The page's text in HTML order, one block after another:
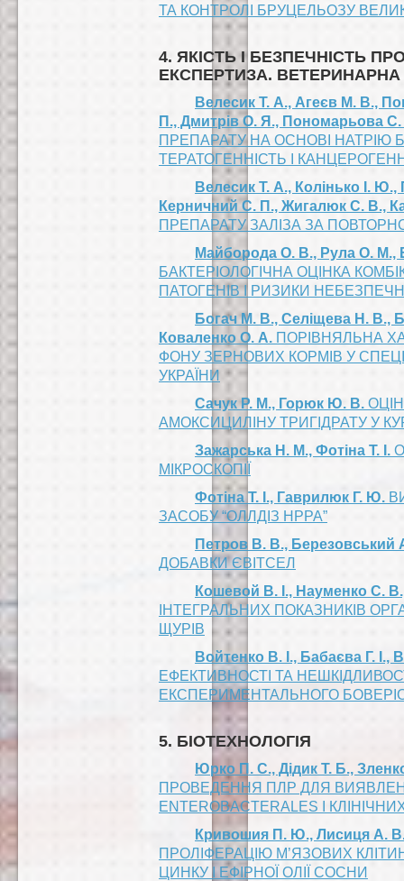
ТА КОНТРОЛІ БРУЦЕЛЬОЗУ
4. ЯКІСТЬ І БЕЗПЕЧНІСТЬ
ЕКСПЕРТИЗА.
Велесик Т. А., Агеєв М. В.,
П., Дмитрів О. Я., Пономарьова
ПРЕПАРАТУ НА ОСНОВІ НАТРІЮ
ТЕРАТОГЕННІСТЬ І
Велесик Т. А., Колінько І.
Керничний С. П., Жигалюк С. В.,
ПРЕПАРАТУ ЗАЛІЗА ЗА
Майборода О. В., Рула О. М.,
БАКТЕРІОЛОГІЧНА ОЦІНКА
ПАТОГЕНІВ І РИЗИКИ
Богач М. В., Селіщева Н. В.,
Коваленко О. А. ПОРІВНЯЛЬНА
ФОНУ ЗЕРНОВИХ КОРМІВ У
УКРАЇНИ
Сачук Р. М., Горюк Ю. В.
АМОКСИЦИЛІНУ ТРИГІДРАТУ У
Зажарська Н. М., Фотіна Т. І.
МІКРОСКОПІЇ
Фотіна Т. І., Гаврилюк Г. Ю.
ЗАСОБУ “ОЛЛДІЗ НРРА”
Петров В. В., Березовський
ДОБАВКИ ЄВІТСЕЛ
Кошевой В. І., Науменко С.
ІНТЕГРАЛЬНИХ ПОКАЗНИКІВ
ЩУРІВ
Войтенко В. І., Бабаєва Г. I.,
ЕФЕКТИВНОСТІ ТА
ЕКСПЕРИМЕНТАЛЬНОГО
5. БІОТЕХНОЛОГІЯ
Юрко П. С., Дідик Т. Б.,
ПРОВЕДЕННЯ ПЛР ДЛЯ
ENTEROBACTERALES І
Кривошия П. Ю., Лисиця А.
ПРОЛІФЕРАЦІЮ М’ЯЗОВИХ
ЦИНКУ І ЕФІРНОЇ ОЛІЇ СОСНИ